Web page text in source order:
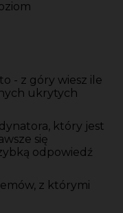
- z góry wiesz ile
ukrytych
który jest
się
odpowiedź
z którymi